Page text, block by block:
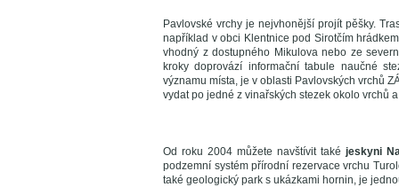
Pavlovské vrchy je nejvhonější projít pěšky.
například v obci Klentnice pod Sirotčím
vhodný z dostupného Mikulova nebo ze
kroky doprovází informační tabule naučné
významu místa, je v oblasti Pavlovských vrchů
vydat po jedné z vinařských stezek okolo vrchů
Od roku 2004 můžete navštívit také jeskyni
podzemní systém přírodní rezervace vrchu
také geologický park s ukázkami hornin, je